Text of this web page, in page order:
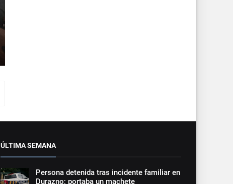
ÚLTIMA SEMANA
Persona detenida tras incidente familiar en
Durazno; portaba un machete